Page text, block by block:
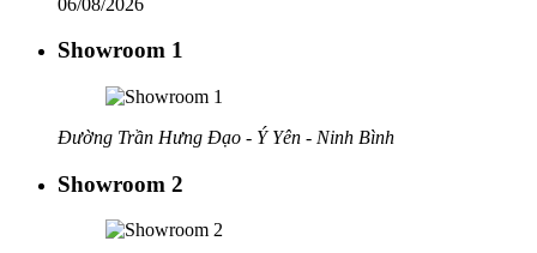
Showroom 1
Đường Trần Hưng Đạo - Ý Yên - Ninh Bình
Showroom 2